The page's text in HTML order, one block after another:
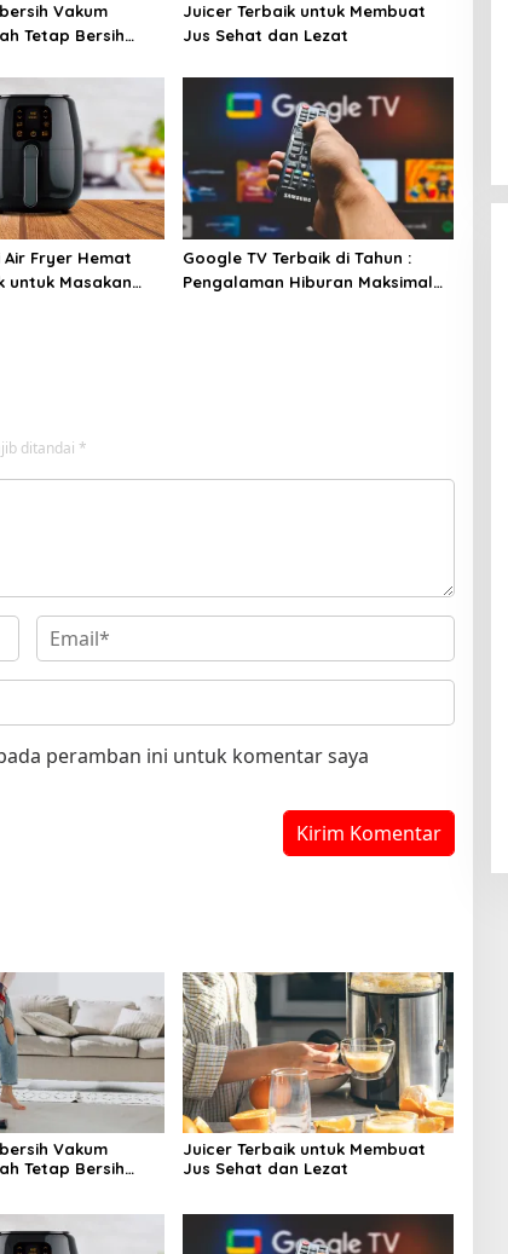
Vakum
Tetap Bersih
Juicer Terbaik untuk Membuat
Jus Sehat dan Lezat
Air Fryer Hemat
untuk Masakan
Google TV Terbaik di Tahun :
Pengalaman Hiburan Maksimal
ditandai *
peramban ini untuk komentar saya
Vakum
Tetap Bersih
Juicer Terbaik untuk Membuat
Jus Sehat dan Lezat